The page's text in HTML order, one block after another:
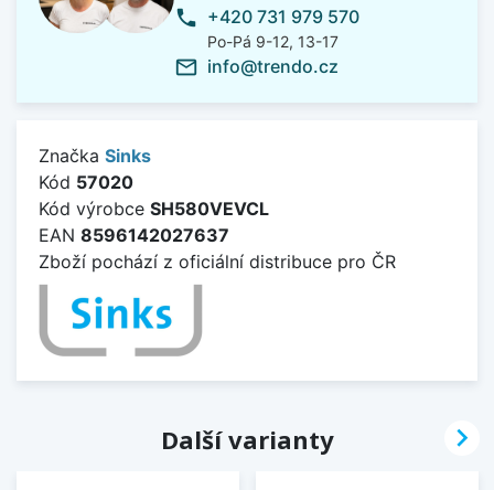
phone +420 731 979 570
Po-Pá 9-12, 13-17
mail_outline info@trendo.cz
Značka Sinks
Kód 57020
Kód výrobce SH580VEVCL
EAN 8596142027637
Zboží pochází z oficiální distribuce pro ČR
Další varianty 